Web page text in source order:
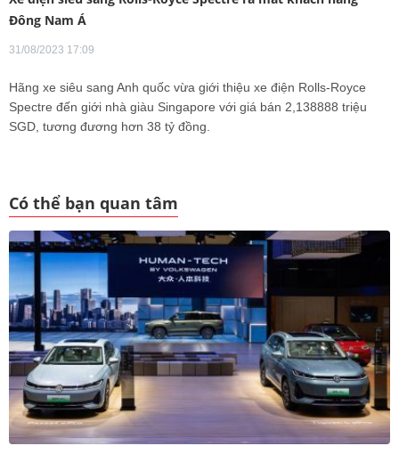
Đông Nam Á
31/08/2023 17:09
Hãng xe siêu sang Anh quốc vừa giới thiệu xe điện Rolls-Royce
Spectre đến giới nhà giàu Singapore với giá bán 2,138888 triệu
SGD, tương đương hơn 38 tỷ đồng.
Có thể bạn quan tâm